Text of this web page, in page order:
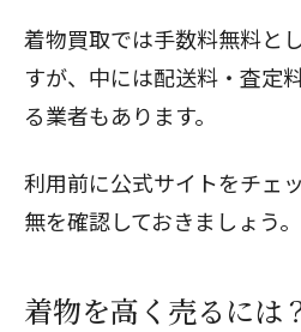
着物買取では手数料無料と
すが、中には配送料・査定
る業者もあります。
利用前に公式サイトをチェ
無を確認しておきましょう。
着物を高く売るには